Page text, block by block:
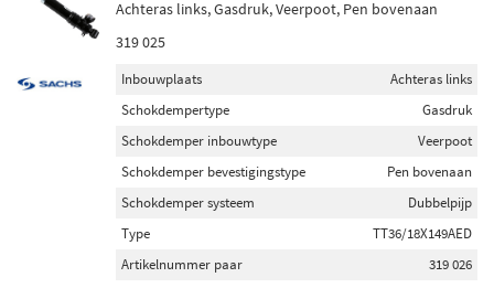
Achteras links, Gasdruk, Veerpoot, Pen bovenaan
319 025
Inbouwplaats
Achteras links
Schokdempertype
Gasdruk
Schokdemper inbouwtype
Veerpoot
Schokdemper bevestigingstype
Pen bovenaan
Schokdemper systeem
Dubbelpijp
Type
TT36/18X149AED
Artikelnummer paar
319 026